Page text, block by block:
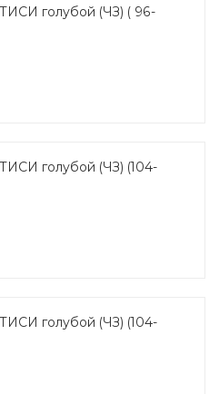
голубой (ЧЗ) ( 96-
голубой (ЧЗ) (104-
голубой (ЧЗ) (104-